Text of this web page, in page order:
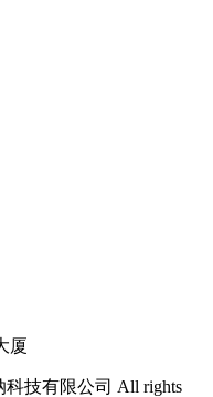
厦
科技有限公司 All rights